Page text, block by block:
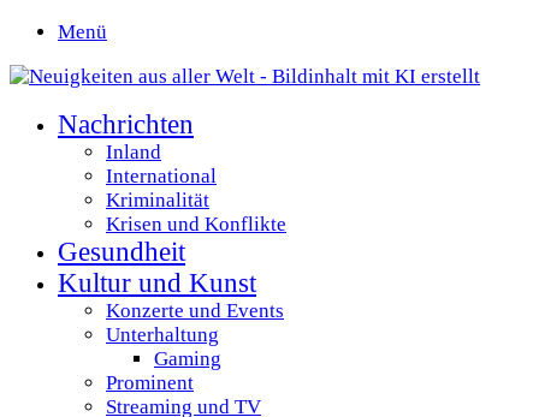
Menü
Nachrichten
Inland
International
Kriminalität
Krisen und Konflikte
Gesundheit
Kultur und Kunst
Konzerte und Events
Unterhaltung
Gaming
Prominent
Streaming und TV